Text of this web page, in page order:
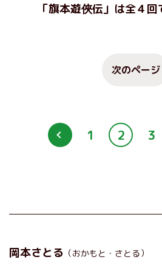
「旗本遊俠伝」は全４
次のページ
1 2 3
岡本さとる （おかもと・さとる）